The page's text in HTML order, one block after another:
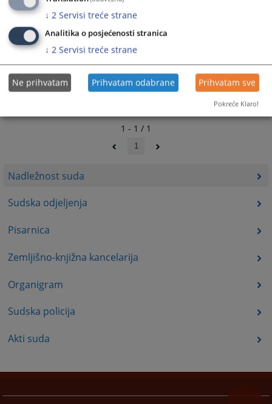
Nadležnost suda
Sudska odjeljenja
Pisarnica
Zemljišno-knjižna kancelarija
Organigram
Sudska policija
Akti suda
1 - 1 / 1
1
↓ 2 Servisi treće strane
Analitika o posjećenosti stranica
↓ 2 Servisi treće strane
Ne prihvatam Prihvatam odabrane Prihvatam sve
Pokreće Klaro!